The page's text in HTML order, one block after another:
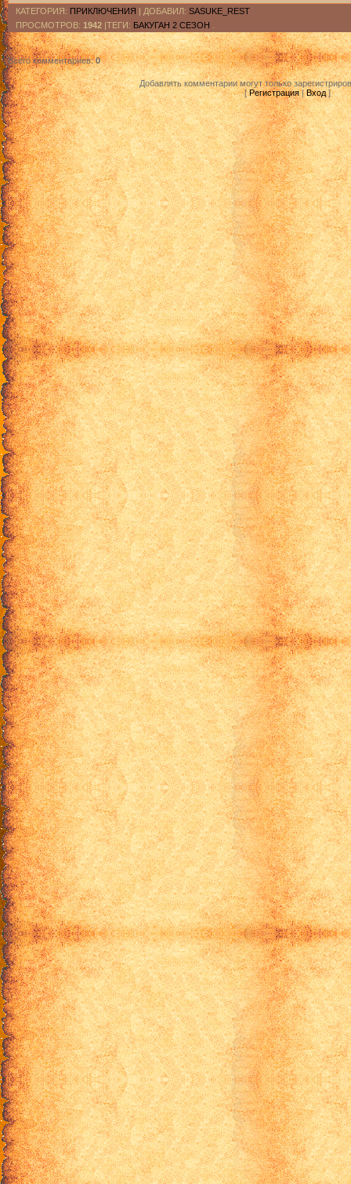
9 эпизод
10 эпизод
11 эпизод
12 эпизод
13 эпизод
14 эпизод
15 эпизод
16 эпизод
17 эпизод
18 эпизод
19 эпизод
20 эпизод
21 эпизод
22 эпизод
23 эпизод
24 эпизод
25 эпизод
26 эпизод
27 эпизод
28 эпизод
29 эпизод
30 эпизод
31 эпизод
32 эпизод
33 эпизод
34 эпизод
35 эпизод
36 эпизод
37 эпизод
38 эпизод
39 эпизод
40 эпизод
41 эпизод
42 эпизод
43 эпизод
44 эпизод
45 эпизод
46 эпизод
47 эпизод
48 эпизод
49 эпизод
50 эпизод
51 эпизод
52 эпизод
КАТЕГОРИЯ: ПРИКЛЮЧЕНИЯ | ДОБАВИЛ: SASUKE_REST
ПРОСМОТРОВ: 1942 |ТЕГИ: БАКУГАН 2 СЕЗОН
Всего комментариев:0
Добавлять комментарии могут только
[Регистрация|Вход]